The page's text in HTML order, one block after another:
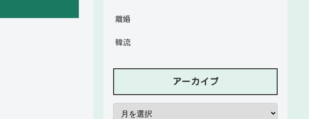
離婚
韓流
アーカイブ